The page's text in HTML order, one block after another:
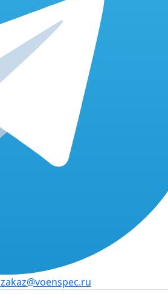
zakaz@voenspec.ru